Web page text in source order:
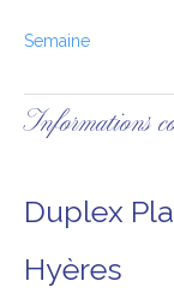
Semaine
Informations
Duplex
Hyères